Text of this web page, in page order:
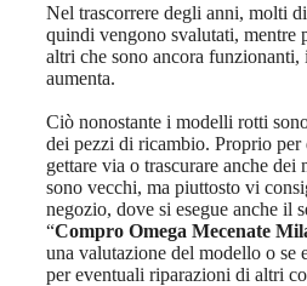
Nel trascorrere degli anni, molti
quindi vengono svalutati, mentre
altri che sono ancora
aumenta.
Ciò nonostante i modelli rotti
dei pezzi di ricambio. Proprio per
gettare via o trascurare anche
sono vecchi, ma piuttosto vi
negozio, dove si esegue anche il
“Compro Omega Mecenate
una valutazione del modello o se
per eventuali riparazioni di altri